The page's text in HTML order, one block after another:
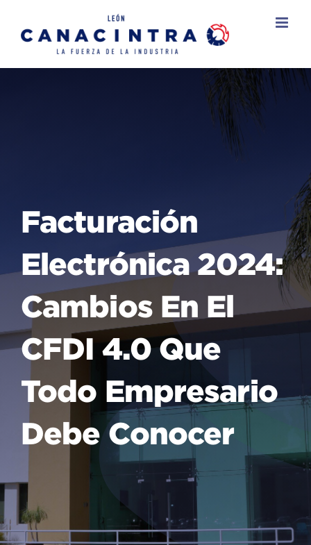
Facturación
Electrónica 2024:
Cambios En El
CFDI 4.0 Que
Todo Empresario
Debe Conocer